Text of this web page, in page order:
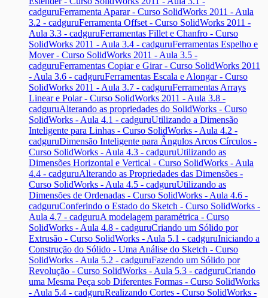
cadguruFerramenta Aparar - Curso SolidWorks 2011 - Aula
3.2 - cadguruFerramenta Offset - Curso SolidWorks 2011 -
Aula 3.3 - cadguruFerramentas Fillet e Chanfro - Curso
SolidWorks 2011 - Aula 3.4 - cadguruFerramentas Espelho e
Mover - Curso SolidWorks 2011 - Aula 3.5 -
cadguruFerramentas Copiar e Girar - Curso SolidWorks 2011
- Aula 3.6 - cadguruFerramentas Escala e Alongar - Curso
SolidWorks 2011 - Aula 3.7 - cadguruFerramentas Arrays
Linear e Polar - Curso SolidWorks 2011 - Aula 3.8 -
cadguruAlterando as propriedades do SolidWorks - Curso
SolidWorks - Aula 4.1 - cadguruUtilizando a Dimensão
Inteligente para Linhas - Curso SolidWorks - Aula 4.2 -
cadguruDimensão Inteligente para Ângulos Arcos Círculos -
Curso SolidWorks - Aula 4.3 - cadguruUtilizando as
Dimensões Horizontal e Vertical - Curso SolidWorks - Aula
4.4 - cadguruAlterando as Propriedades das Dimensões -
Curso SolidWorks - Aula 4.5 - cadguruUtilizando as
Dimensões de Ordenadas - Curso SolidWorks - Aula 4.6 -
cadguruConferindo o Estado do Sketch - Curso SolidWorks -
Aula 4.7 - cadguruA modelagem paramétrica - Curso
SolidWorks - Aula 4.8 - cadguruCriando um Sólido por
Extrusão - Curso SolidWorks - Aula 5.1 - cadguruIniciando a
Construção do Sólido - Uma Análise do Sketch - Curso
SolidWorks - Aula 5.2 - cadguruFazendo um Sólido por
Revolução - Curso SolidWorks - Aula 5.3 - cadguruCriando
uma Mesma Peça sob Diferentes Formas - Curso SolidWorks
- Aula 5.4 - cadguruRealizando Cortes - Curso SolidWorks -